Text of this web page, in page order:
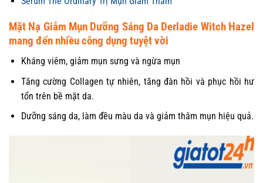
Mặt Nạ Giảm Mụn Dưỡng Sáng Da Derladie Witch Hazel
mang đến nhiều công dụng tuyệt vời
Kháng viêm, giảm mụn sưng và ngừa mụn
Tăng cường Collagen tự nhiên, tăng đàn hồi và phục hồi hư
tổn trên bề mặt da.
Dưỡng sáng da, làm đều màu da và giảm thâm mụn hiệu quả.